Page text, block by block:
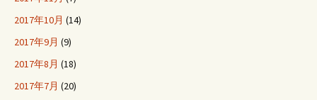
2017年10月 (14)
2017年9月 (9)
2017年8月 (18)
2017年7月 (20)